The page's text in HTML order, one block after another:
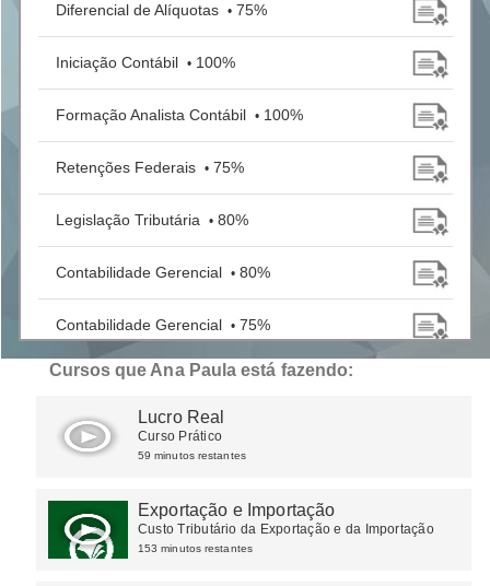
Diferencial de Alíquotas • 75%
Iniciação Contábil • 100%
Formação Analista Contábil • 100%
Retenções Federais • 75%
Legislação Tributária • 80%
Contabilidade Gerencial • 80%
Contabilidade Gerencial • 75%
Lucro Real • 100%
Cursos que Ana Paula está fazendo:
Lucro Real
Curso Prático
59 minutos restantes
Exportação e Importação
Custo Tributário da Exportação e da Importação
153 minutos restantes